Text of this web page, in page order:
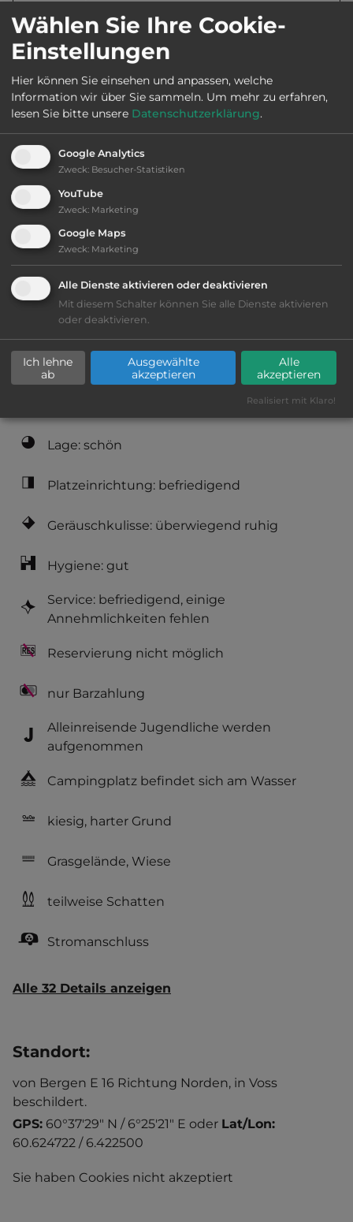
Webseite: vosscamping.no
Telefon:
Ausstattung:
bis 35,- Euro
Lage: schön
Platzeinrichtung: befriedigend
Geräuschkulisse: überwiegend ruhig
Hygiene: gut
Service: befriedigend, einige
Annehmlichkeiten fehlen
Reservierung nicht möglich
nur Barzahlung
Alleinreisende Jugendliche werden
aufgenommen
Campingplatz befindet sich am Wasser
kiesig, harter Grund
Grasgelände, Wiese
teilweise Schatten
Stromanschluss
Alle 32 Details anzeigen
Standort:
von Bergen E 16 Richtung Norden, in Voss
beschildert.
GPS: 60°37'29" N / 6°25'21" E oder Lat/Lon:
60.624722 / 6.422500
Sie haben Cookies nicht akzeptiert
Wählen Sie Ihre Cookie-
Einstellungen
Hier können Sie einsehen und anpassen, welche
Information wir über Sie sammeln. Um mehr zu erfahren,
lesen Sie bitte unsere Datenschutzerklärung.
Google Analytics
Zweck: Besucher-Statistiken
YouTube
Zweck: Marketing
Google Maps
Zweck: Marketing
Alle Dienste aktivieren oder deaktivieren
Mit diesem Schalter können Sie alle Dienste aktivieren
oder deaktivieren.
Ich lehne
ab
Ausgewählte
akzeptieren
Alle
akzeptieren
Realisiert mit Klaro!